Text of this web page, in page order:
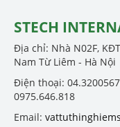
STECH
Địa chỉ: Nhà N02F,
Nam Từ Liêm - Hà Nội
Điện thoại:
0975.646.818
Email: